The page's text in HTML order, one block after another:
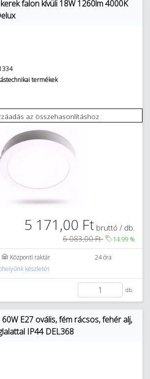
falon kívüli 18W 1260lm 4000K
termékek
az összehasonlításhoz
5 171,00 Ft bruttó / db.
6 083,00 Ft
14.99 %
Központi raktár
24 óra
készletét
db.
E27 ovális, fém rácsos, fehér alj,
IP44 DEL368